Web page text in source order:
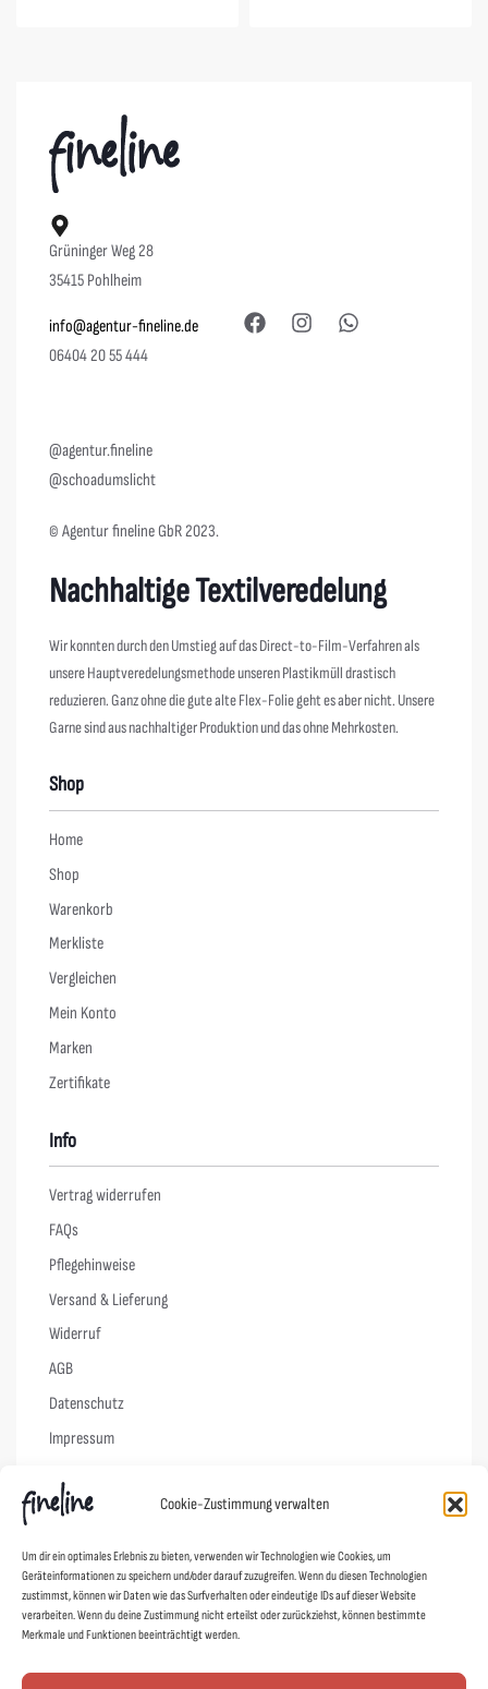
Cookie-Zustimmung verwalten
Um dir ein optimales Erlebnis zu bieten, verwenden wir Technologien wie Cookies, um
Geräteinformationen zu speichern und/oder darauf zuzugreifen. Wenn du diesen Technologien
zustimmst, können wir Daten wie das Surfverhalten oder eindeutige IDs auf dieser Website
verarbeiten. Wenn du deine Zustimmung nicht erteilst oder zurückziehst, können bestimmte
Merkmale und Funktionen beeinträchtigt werden.
Grüninger Weg 28
35415 Pohlheim
info@agentur-fineline.de
06404 20 55 444
@agentur.fineline
@schoadumslicht
© Agentur fineline GbR 2023.
Nachhaltige Textilveredelung
Wir konnten durch den Umstieg auf das Direct-to-Film-Verfahren als
unsere Hauptveredelungsmethode unseren Plastikmüll drastisch
reduzieren. Ganz ohne die gute alte Flex-Folie geht es aber nicht. Unsere
Garne sind aus nachhaltiger Produktion und das ohne Mehrkosten.
Shop
Home
Shop
Warenkorb
Merkliste
Vergleichen
Mein Konto
Marken
Zertifikate
Info
Vertrag widerrufen
FAQs
Pflegehinweise
Versand & Lieferung
Widerruf
AGB
Datenschutz
Impressum
Kontakt
Designer